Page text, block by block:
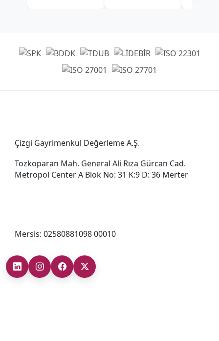
Çizgi Gayrimenkul Değerleme A.Ş.
Tozkoparan Mah. General Ali Rıza Gürcan Cad.
Metropol Center A Blok No: 31 K:9 D: 36 Merter
Mersis: 02580881098 00010